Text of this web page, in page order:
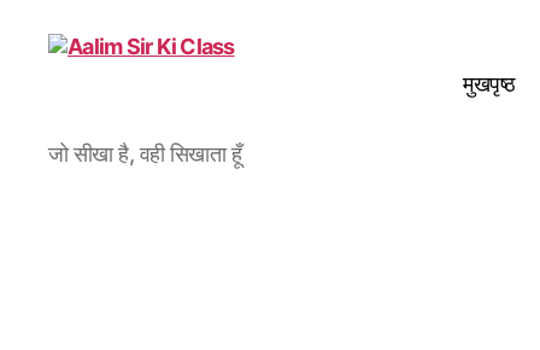
Aalim
Sir
जो सीखा है, वही सिखाता हूँ
मुखपृष्ठ